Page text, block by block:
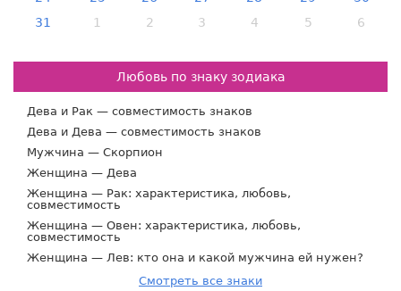
31
1 2 3 4 5 6
Любовь по знаку зодиака
Дева и Рак — совместимость знаков
Дева и Дева — совместимость знаков
Мужчина — Скорпион
Женщина — Дева
Женщина — Рак: характеристика, любовь,
совместимость
Женщина — Овен: характеристика, любовь,
совместимость
Женщина — Лев: кто она и какой мужчина ей нужен?
Смотреть все знаки